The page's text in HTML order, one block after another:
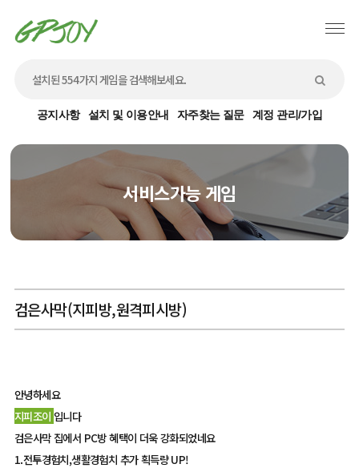
공지사항 설치 및 이용안내 자주찾는 질문 계정 관리/가입
서비스가능 게임
검은사막(지피방,원격피시방)
안녕하세요
지피조이 입니다
검은사막 집에서 PC방 혜택이 더욱 강화되었네요
1.전투경험치,생활경험치 추가 획득량 UP!